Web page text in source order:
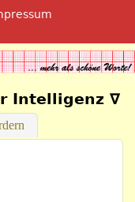
Intelligenz ∇